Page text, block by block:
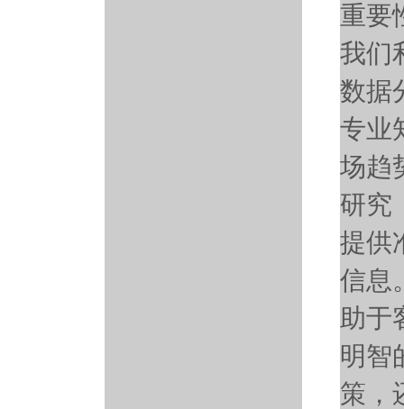
重要
我们
数据
专业
场趋
研究
提供
信息
助于
明智
策，